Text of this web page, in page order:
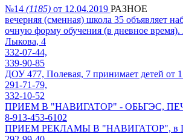
№14 (1185) от 12.04.2019 РАЗНОЕ
вечерняя (сменная) школа 35 объявляет
очную форму обучения (в дневное
Лыкова, 4
332-07-44,
339-90-85
ДОУ 477, Полевая, 7 принимает детей от 1
291-71-79,
332-10-52
ПРИЕМ В "НАВИГАТОР" - ОБЬГЭС,
8-913-453-6102
ПРИЕМ РЕКЛАМЫ В "НАВИГАТОР", в